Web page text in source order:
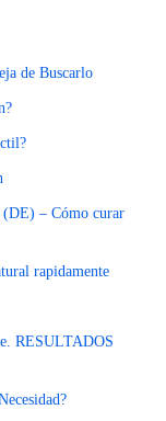
de Buscarlo
(DE) – Cómo curar
rapidamente
RESULTADOS